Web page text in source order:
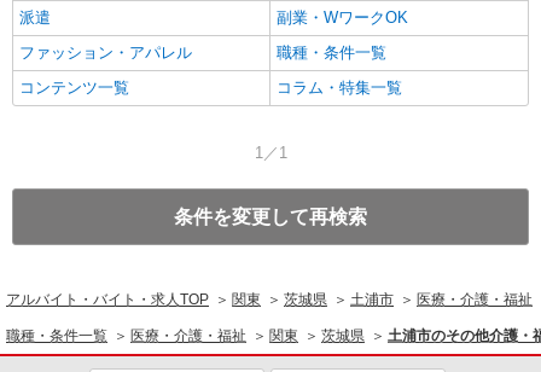
派遣
副業・WワークOK
ファッション・アパレル
職種・条件一覧
コンテンツ一覧
コラム・特集一覧
1／1
条件を変更して再検索
アルバイト・バイト・求人TOP 関東 茨城県 土浦市 医療・介護・福祉
職種・条件一覧 医療・介護・福祉 関東 茨城県 土浦市のその他介護・